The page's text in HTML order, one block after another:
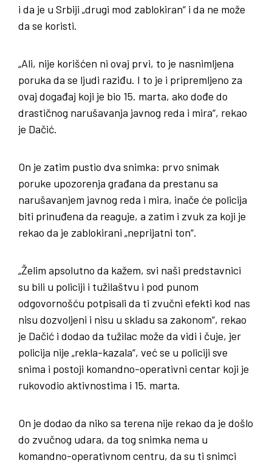
i da je u Srbiji „drugi mod zablokiran“ i da ne može
da se koristi.
„Ali, nije korišćen ni ovaj prvi, to je nasnimljena
poruka da se ljudi raziđu. I to je i pripremljeno za
ovaj događaj koji je bio 15. marta, ako dođe do
drastičnog narušavanja javnog reda i mira“, rekao
je Dačić.
On je zatim pustio dva snimka: prvo snimak
poruke upozorenja građana da prestanu sa
narušavanjem javnog reda i mira, inače će policija
biti prinuđena da reaguje, a zatim i zvuk za koji je
rekao da je zablokirani „neprijatni ton“.
„Želim apsolutno da kažem, svi naši predstavnici
su bili u policiji i tužilaštvu i pod punom
odgovornošću potpisali da ti zvučni efekti kod nas
nisu dozvoljeni i nisu u skladu sa zakonom“, rekao
je Dačić i dodao da tužilac može da vidi i čuje, jer
policija nije „rekla-kazala“, već se u policiji sve
snima i postoji komandno-operativni centar koji je
rukovodio aktivnostima i 15. marta.
On je dodao da niko sa terena nije rekao da je došlo
do zvučnog udara, da tog snimka nema u
komandno-operativnom centru, da su ti snimci